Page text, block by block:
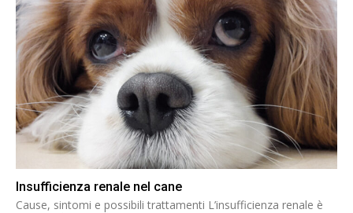
Insufficienza renale nel cane
Cause, sintomi e possibili trattamenti L’insufficienza renale è